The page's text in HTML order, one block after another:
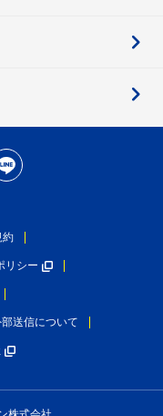
約
リシー
送信について